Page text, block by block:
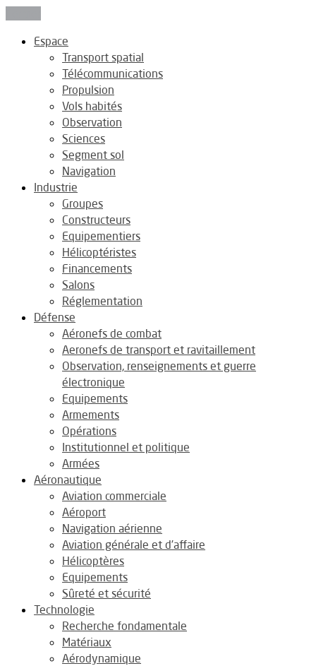
Espace
Transport spatial
Télécommunications
Propulsion
Vols habités
Observation
Sciences
Segment sol
Navigation
Industrie
Groupes
Constructeurs
Equipementiers
Hélicoptéristes
Financements
Salons
Réglementation
Défense
Aéronefs de combat
Aeronefs de transport et ravitaillement
Observation, renseignements et guerre
électronique
Equipements
Armements
Opérations
Institutionnel et politique
Armées
Aéronautique
Aviation commerciale
Aéroport
Navigation aérienne
Aviation générale et d’affaire
Hélicoptères
Equipements
Sûreté et sécurité
Technologie
Recherche fondamentale
Matériaux
Aérodynamique